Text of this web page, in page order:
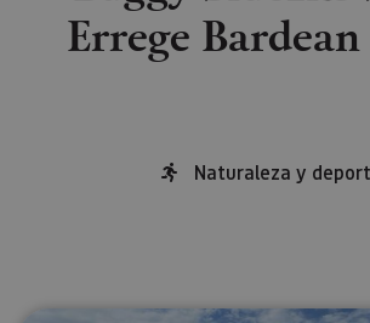
Errege
Naturaleza y